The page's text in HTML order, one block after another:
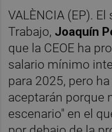
VALÈNCIA (EP).
Trabajo, Joaquín
que la CEOE ha
salario mínimo
para 2025, pero
aceptarán porque
escenario" en el